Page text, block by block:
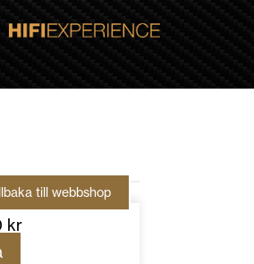
till webbshop
kr